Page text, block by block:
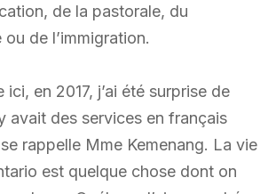
de la pastorale, du
de l’immigration.
ici, en 2017, j’ai été surprise de
avait des services en français
rappelle Mme Kemenang. La vie
est quelque chose dont on